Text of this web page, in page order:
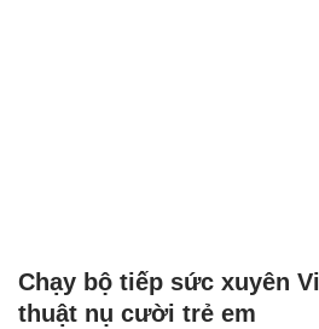
Chạy bộ tiếp sức xuyên
thuật nụ cười trẻ em